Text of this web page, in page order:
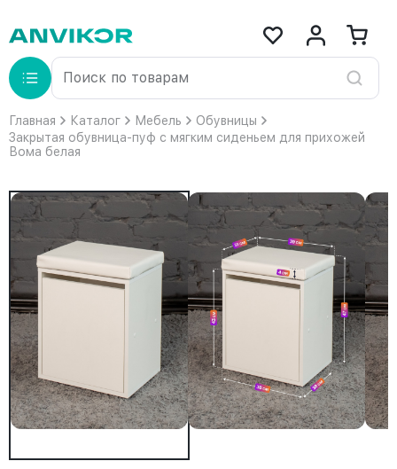
Главная Каталог Мебель
Обувницы
Закрытая обувница-пуф с мягким сиденьем для прихожей
Вома белая